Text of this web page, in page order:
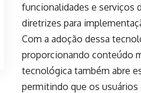
funcionalidades e serviços
diretrizes para
Com a adoção dessa
proporcionando conteúdo
tecnológica também abre
permitindo que os usuários